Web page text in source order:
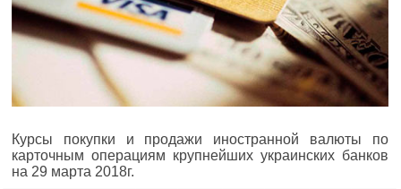
Курсы покупки и продажи иностранной валюты по
карточным операциям крупнейших украинских банков
на 29 марта 2018г.